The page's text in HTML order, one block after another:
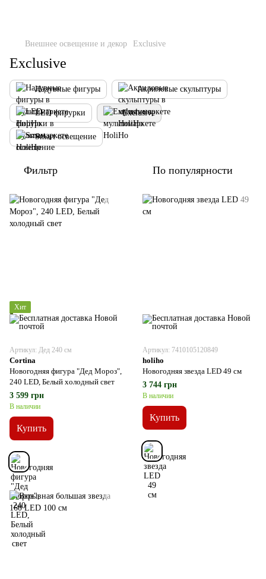
Внешнее освещение и декор Exclusive
Exclusive
Надувные фигуры Акриловые скульптуры
LED фирурки Exclusive
Smart освещение
Фильтр По популярности
Хит
Артикул: Дед 240 см
Cortina
Новогодняя фигура "Дед Мороз",
240 LED, Белый холодный свет
3 599 грн
В наличии
Купить
Артикул: 7410105120849
holiho
Новогодняя звезда LED 49 см
3 744 грн
В наличии
Купить